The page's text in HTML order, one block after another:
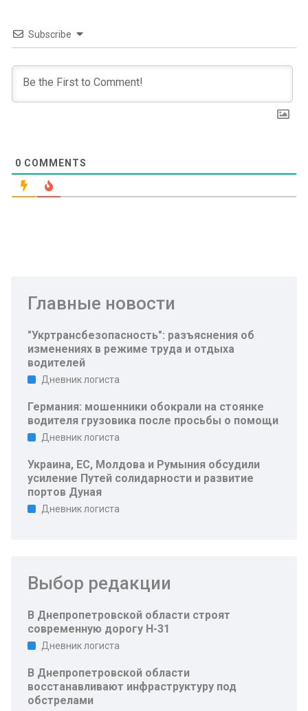
Subscribe
0 COMMENTS
Главные новости
"Укртрансбезопасность": разъяснения об
изменениях в режиме труда и отдыха
водителей
Дневник логиста
Германия: мошенники обокрали на стоянке
водителя грузовика после просьбы о помощи
Дневник логиста
Украина, ЕС, Молдова и Румыния обсудили
усиление Путей солидарности и развитие
портов Дуная
Дневник логиста
Выбор редакции
В Днепропетровской области строят
современную дорогу Н-31
Дневник логиста
В Днепропетровской области
восстанавливают инфраструктуру под
обстрелами